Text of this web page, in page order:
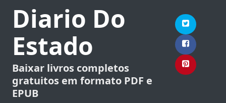
Diario Do
Estado
Baixar livros completos
gratuitos em formato PDF e
EPUB